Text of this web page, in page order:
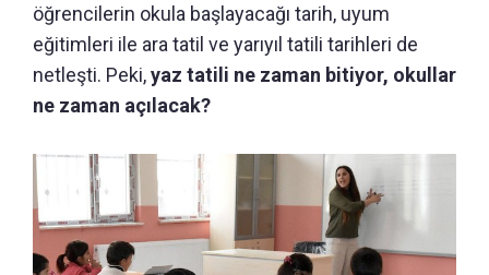
öğrencilerin okula başlayacağı tarih, uyum
eğitimleri ile ara tatil ve yarıyıl tatili tarihleri de
netleşti. Peki,yaz tatili ne zaman bitiyor, okullar
ne zaman açılacak?